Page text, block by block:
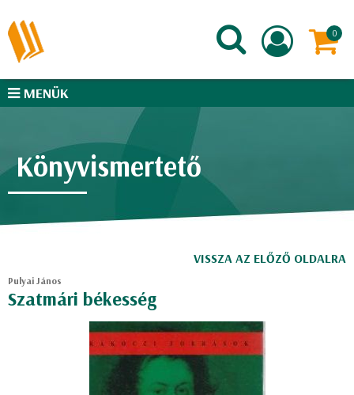
MENÜK
Könyvismertető
VISSZA AZ ELŐZŐ OLDALRA
Pulyai János
Szatmári békesség